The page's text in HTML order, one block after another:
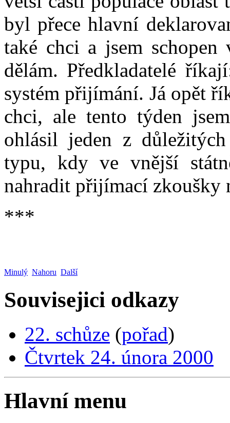
byl přece hlavní
také chci a jsem
dělám. Předkladatelé
systém přijímání. Já opět
chci, ale tento týden
ohlásil jeden z
typu, kdy ve vnější
nahradit přijímací zkoušky
***
Minulý Nahoru Další
Souvisejici odkazy
22. schůze (pořad)
Čtvrtek 24. února 2000
Hlavní menu